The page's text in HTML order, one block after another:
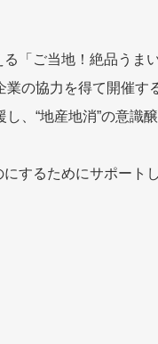
「ご当地！絶品うま
の協力を得て開催す
、“地産地消”の意識
するためにサポート